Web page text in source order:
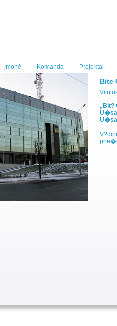
Įmonė Komanda Projektai
Bite
„Bit?